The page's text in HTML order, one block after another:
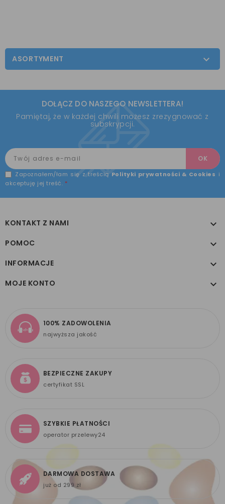
ASORTYMENT 
DOŁĄCZ DO NASZEGO NEWSLETTERA!
Pamiętaj, że w każdej chwili możesz zrezygnować z
subskrypcji.
Zapoznałem/łam się z treścią Polityki prywatności & Cookies i
akceptuję jej treść. *
KONTAKT Z NAMI 
POMOC 
INFORMACJE 
MOJE KONTO 
100% ZADOWOLENIA
najwyższa jakość
BEZPIECZNE ZAKUPY
certyfikat SSL
SZYBKIE PŁATNOŚCI
operator przelewy24
DARMOWA DOSTAWA
już od 299 zł